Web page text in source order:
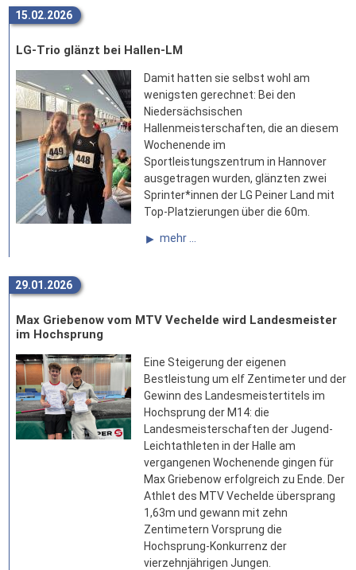
15.02.2026
LG-Trio glänzt bei Hallen-LM
Damit hatten sie selbst wohl am
wenigsten gerechnet: Bei den
Niedersächsischen
Hallenmeisterschaften, die an diesem
Wochenende im
Sportleistungszentrum in Hannover
ausgetragen wurden, glänzten zwei
Sprinter*innen der LG Peiner Land mit
Top-Platzierungen über die 60m.
mehr ...
29.01.2026
Max Griebenow vom MTV Vechelde wird Landesmeister
im Hochsprung
Eine Steigerung der eigenen
Bestleistung um elf Zentimeter und der
Gewinn des Landesmeistertitels im
Hochsprung der M14: die
Landesmeisterschaften der Jugend-
Leichtathleten in der Halle am
vergangenen Wochenende gingen für
Max Griebenow erfolgreich zu Ende. Der
Athlet des MTV Vechelde übersprang
1,63m und gewann mit zehn
Zentimetern Vorsprung die
Hochsprung-Konkurrenz der
vierzehnjährigen Jungen.